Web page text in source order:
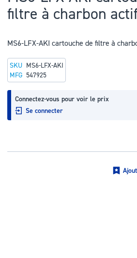
début
la
d’images
filtre à charbon
MS6-LFX-AKI cartouche de filtre à
Connectez-vous pour voir le prix
Se connecter
SKU MS6-LFX-AKI
MFG 547925